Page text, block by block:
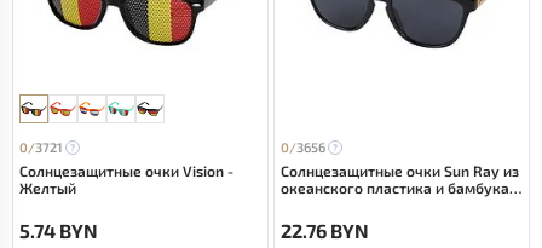
0/3721
Солнцезащитные очки Vision -
Желтый
5.74 BYN
0/3656
Солнцезащитные очки Sun Ray из
океанского пластика и бамбука -
22.76 BYN